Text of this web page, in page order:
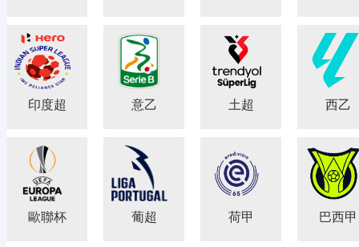
印度超 意乙 土超 西乙
歐聯杯 葡超 荷甲 巴西甲